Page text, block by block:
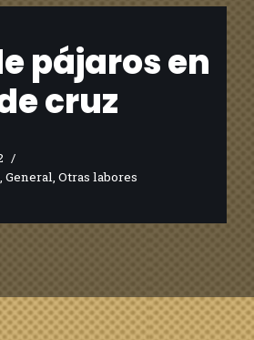
pájaros en
cruz
, General, Otras labores